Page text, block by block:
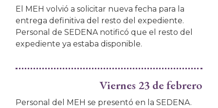
El MEH volvió a solicitar nueva fecha para la
entrega definitiva del resto del expediente.
Personal de SEDENA notificó que el resto del
expediente ya estaba disponible.
Viernes 23 de febrero
Personal del MEH se presentó en la SEDENA.